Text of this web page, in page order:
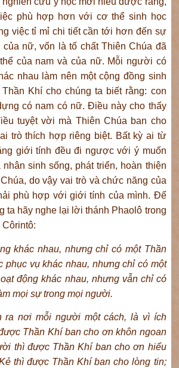
phù hợp hơn với cơ thể sinh học
việc tỉ mỉ chi tiết cần tới hơn đến sự
của nữ, vốn là tố chất Thiên Chúa đã
của nam và của nữ. Mỗi người có
nhau làm nên một cộng đồng sinh
Khí cho chúng ta biết rằng: con
có nam có nữ. Điều này cho thấy
tuyệt vời mà Thiên Chúa ban cho
trò thích hợp riêng biệt. Bất kỳ ai từ
giới tính đều đi ngược với ý muốn
sinh sống, phát triển, hoàn thiện
do vậy vai trò và chức năng của
phù hợp với giới tính của mình. Để
ta hãy nghe lại lời thánh Phaolô trong
khác nhau, nhưng chỉ có một Thần
phục vụ khác nhau, nhưng chỉ có một
động khác nhau, nhưng vẫn chỉ có
mọi sự trong mọi người.
ra nơi mỗi người một cách, là vì ích
Thần Khí ban cho ơn khôn ngoan
thì được Thần Khí ban cho ơn hiểu
thì được Thần Khí ban cho lòng tin;